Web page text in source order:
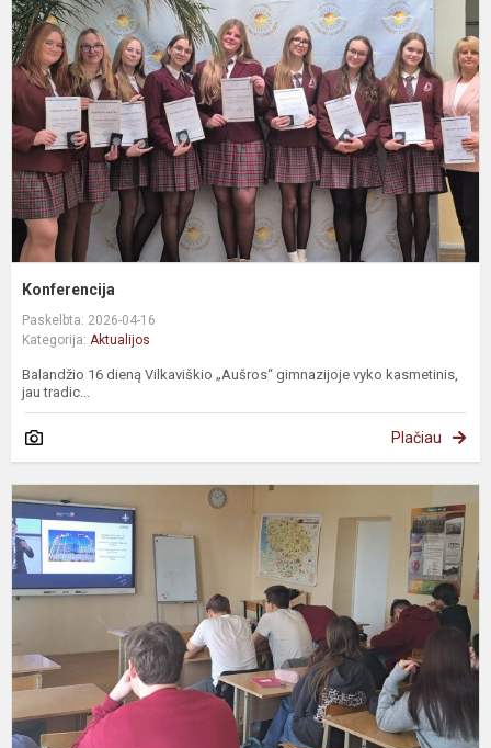
Konferencija
Paskelbta: 2026-04-16
Kategorija: Aktualijos
Balandžio 16 dieną Vilkaviškio „Aušros“ gimnazijoje vyko kasmetinis,
jau tradic...
Plačiau